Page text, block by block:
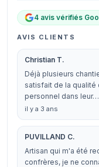
4 avis vérifiés
AVIS CLIENTS
Christian T.
Déjà plusieurs
satisfait de la
personnel dans leur…
il y a 3 ans
PUVILLAND C.
Artisan qui m'a été
confrères, je ne